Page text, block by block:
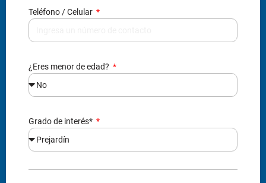
Teléfono / Celular
¿Eres menor de edad?
Grado de interés*